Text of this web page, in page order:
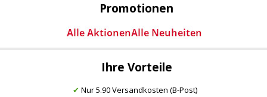
Promotionen
Ihre Vorteile
✔ Nur 5.90 Versandkosten (B-Post)